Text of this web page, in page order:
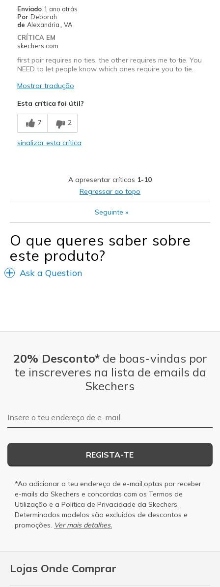
Width
Sizing
View On Shoes
Enviado 1 ano atrás
Por Deborah
de Alexandria,, VA
CRÍTICA EM
skechers.com
first pair requires no ties, the other requires me to tie. You
NEED to let people know which ones require you to tie.
Mostrar tradução
Esta crítica foi útil?
7 2
sinalizar esta crítica
A apresentar críticas 1-10
Regressar ao topo
Seguinte »
O que queres saber sobre
este produto?
Ask a Question
Lojas Onde Comprar
20% Desconto*de boas-vindas por
te inscreveres na lista de emails da
Skechers
Endereço de e-mail
REGISTA-TE
*Ao adicionar o teu endereço de e-mail,optas por receber
e-mails da Skechers e concordas com os Termos de
Utilização e a Política de Privacidade da Skechers.
Determinados modelos são excluidos de descontos e
promoções. Ver mais detalhes.